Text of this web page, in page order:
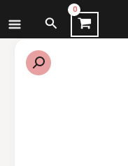
البحث